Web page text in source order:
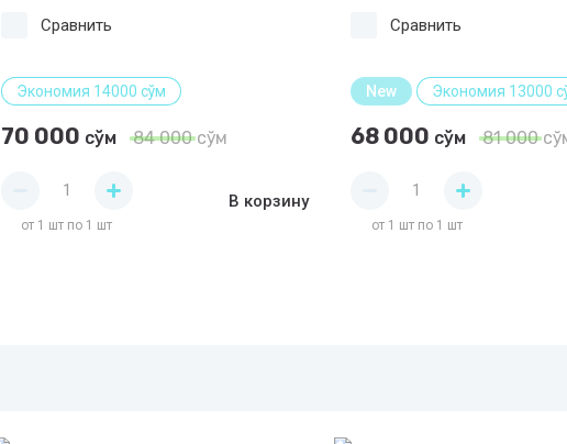
Сравнить
Экономия 14000 сўм
70 000 сўм 84 000сўм
от 1 шт по 1 шт
В корзину
Сравнить
New Экономия 13000
68 000 сўм 81 000
от 1 шт по 1 шт